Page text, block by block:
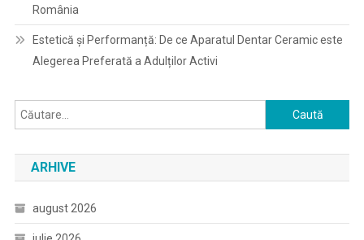
România
Estetică și Performanță: De ce Aparatul Dentar Ceramic este
Alegerea Preferată a Adulților Activi
Caută
după:
ARHIVE
august 2026